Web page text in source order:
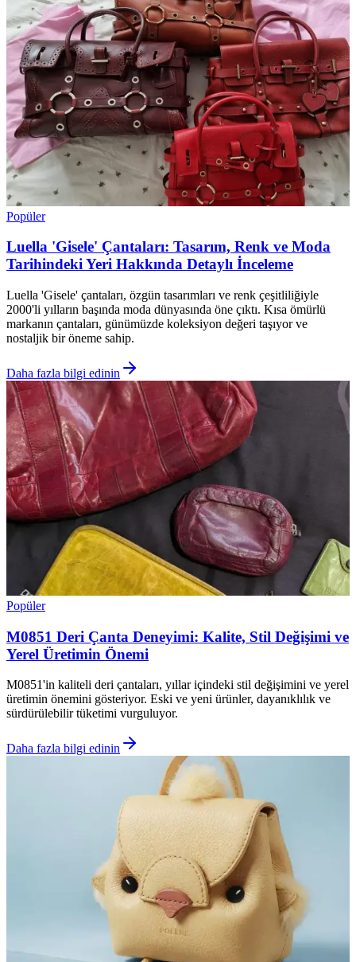
Popüler
Luella 'Gisele' Çantaları: Tasarım, Renk ve Moda
Tarihindeki Yeri Hakkında Detaylı İnceleme
Luella 'Gisele' çantaları, özgün tasarımları ve renk çeşitliliğiyle
2000'li yılların başında moda dünyasında öne çıktı. Kısa ömürlü
markanın çantaları, günümüzde koleksiyon değeri taşıyor ve
nostaljik bir öneme sahip.
Daha fazla bilgi edinin
Popüler
M0851 Deri Çanta Deneyimi: Kalite, Stil Değişimi ve
Yerel Üretimin Önemi
M0851'in kaliteli deri çantaları, yıllar içindeki stil değişimini ve yerel
üretimin önemini gösteriyor. Eski ve yeni ürünler, dayanıklılık ve
sürdürülebilir tüketimi vurguluyor.
Daha fazla bilgi edinin